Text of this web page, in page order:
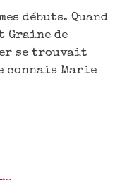
débuts. Quand
Graine de
se trouvait
connais Marie